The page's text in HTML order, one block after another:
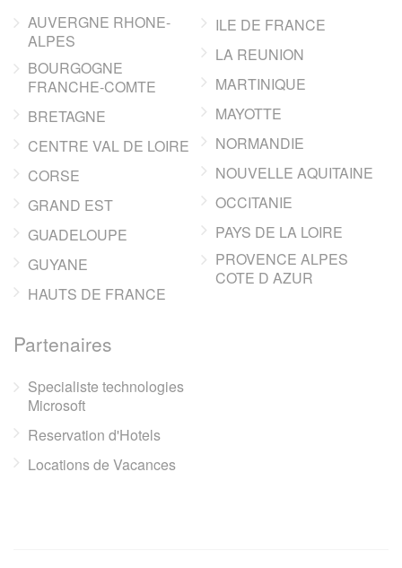
AUVERGNE RHONE-
ALPES
BOURGOGNE
FRANCHE-COMTE
BRETAGNE
CENTRE VAL DE LOIRE
CORSE
GRAND EST
GUADELOUPE
GUYANE
HAUTS DE FRANCE
ILE DE FRANCE
LA REUNION
MARTINIQUE
MAYOTTE
NORMANDIE
NOUVELLE AQUITAINE
OCCITANIE
PAYS DE LA LOIRE
PROVENCE ALPES
COTE D AZUR
Partenaires
Specialiste technologies
Microsoft
Reservation d'Hotels
Locations de Vacances